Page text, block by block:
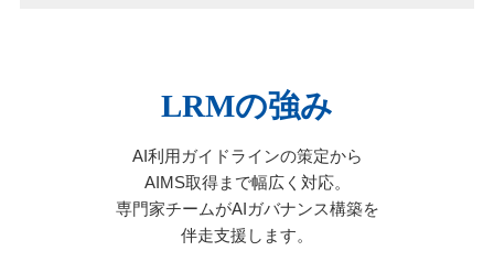
LRMの強み
AI利用ガイドラインの策定から
AIMS取得まで幅広く対応。
専門家チームがAIガバナンス構築を
伴走支援します。